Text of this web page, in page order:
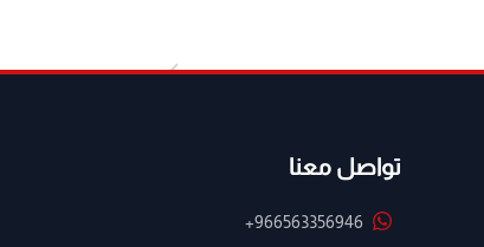
تواصل معنا
+966563356946